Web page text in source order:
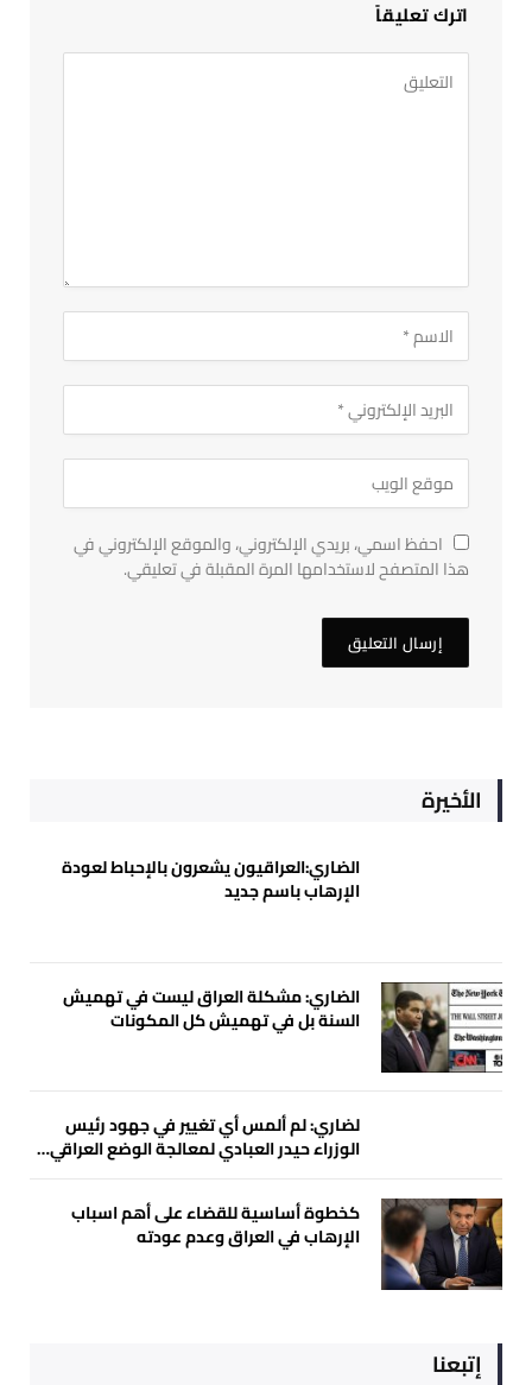
اترك تعليقاً
احفظ اسمي، بريدي الإلكتروني، والموقع الإلكتروني في
هذا المتصفح لاستخدامها المرة المقبلة في تعليقي.
الأخيرة
الضاري:العراقيون يشعرون بالإحباط لعودة
الإرهاب باسم جديد
الضاري: مشكلة العراق ليست في تهميش
السنة بل في تهميش كل المكونات
لضاري: لم ألمس أي تغيير في جهود رئيس
الوزراء حيدر العبادي لمعالجة الوضع العراقي…
كخطوة أساسية للقضاء على أهم اسباب
الإرهاب في العراق وعدم عودته
إتبعنا